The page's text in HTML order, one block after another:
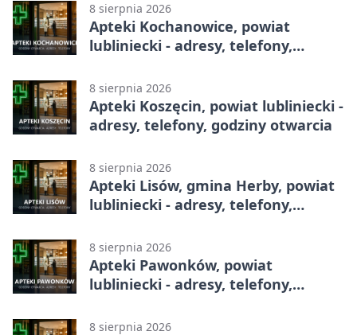
8 sierpnia 2026
Apteki Kochanowice, powiat
lubliniecki - adresy, telefony,
8 sierpnia 2026
Apteki Koszęcin, powiat lubliniecki -
adresy, telefony, godziny otwarcia
8 sierpnia 2026
Apteki Lisów, gmina Herby, powiat
lubliniecki - adresy, telefony,
8 sierpnia 2026
Apteki Pawonków, powiat
lubliniecki - adresy, telefony,
8 sierpnia 2026